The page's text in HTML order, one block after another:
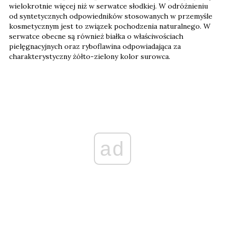
wielokrotnie więcej niż w serwatce słodkiej. W odróżnieniu
od syntetycznych odpowiedników stosowanych w przemyśle
kosmetycznym jest to związek pochodzenia naturalnego. W
serwatce obecne są również białka o właściwościach
pielęgnacyjnych oraz ryboflawina odpowiadająca za
charakterystyczny żółto-zielony kolor surowca.
ad